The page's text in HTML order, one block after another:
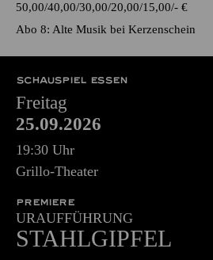
50,00 40,00 30,00 20,00 15,00 - €
Abo 8: Alte Musik bei Kerzenschein
SCHAUSPIEL ESSEN
Freitag
25.09.2026
19:30 Uhr
Grillo-Theater
PREMIERE
URAUFFÜHRUNG
STAHLGIPFEL